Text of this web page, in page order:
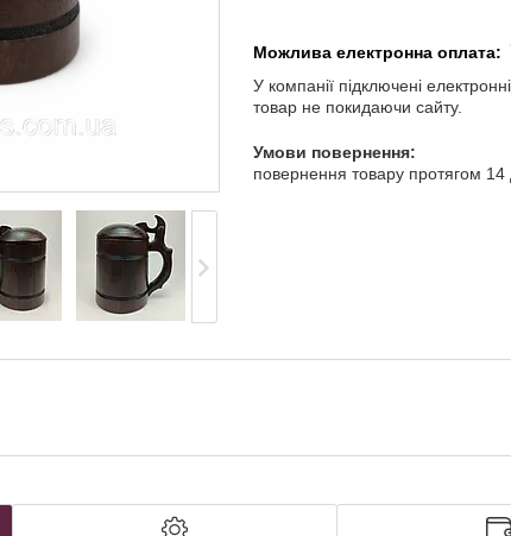
У компанії підключені
товар не покидаючи сайту.
повернення товару протягом 14